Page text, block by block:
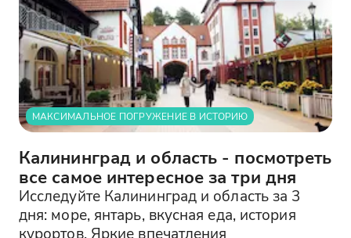
МАКСИМАЛЬНОЕ ПОГРУЖЕНИЕ В ИСТОРИЮ
Калининград и область - посмотреть
все самое интересное за три дня
Исследуйте Калининград и область за 3
дня: море, янтарь, вкусная еда, история
курортов. Яркие впечатления